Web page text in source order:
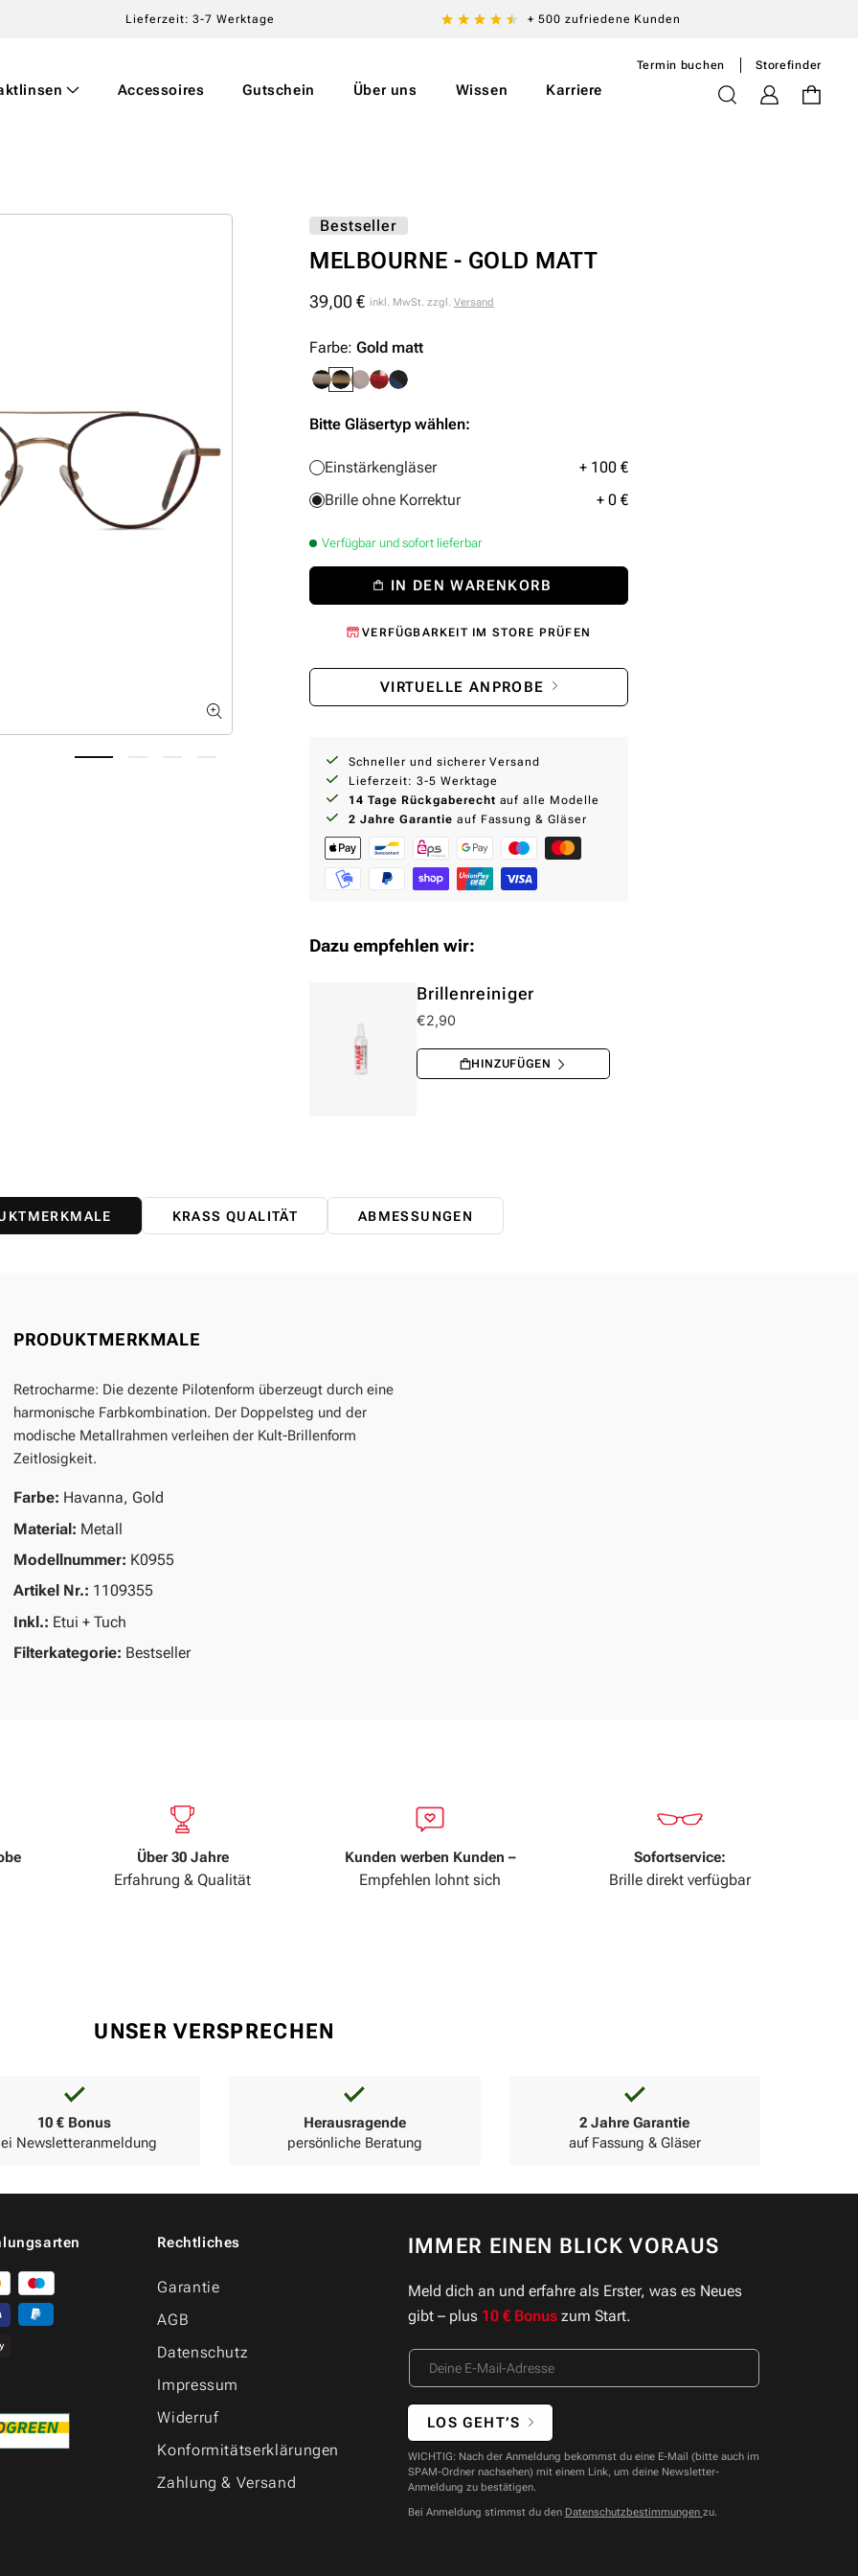
Lieferzeit: 3-7 Werktage + 500 zufriedene Kunden
Termin buchen Storefinder
Accessoires Gutschein Über uns Wissen Karriere EinloggenWarenkorb
Bestseller
MELBOURNE - GOLD MATT
Normaler
39,00 € inkl. MwSt. zzgl. Versand
Farbe:Gold matt
Bitte Gläsertyp wählen:
Einstärkengläser
+ 100 €
Brille ohne Korrektur
+ 0 €
Verfügbar und sofort lieferbar
IN DEN WARENKORB
VERFÜGBARKEIT IM STORE PRÜFEN
VIRTUELLE ANPROBE
Schneller und sicherer Versand
Lieferzeit: 3-5 Werktage
14 Tage Rückgaberecht auf alle Modelle
2 Jahre Garantie auf Fassung & Gläser
Dazu empfehlen wir:
Brillenreiniger
€2,90
KRASS QUALITÄT ABMESSUNGEN
PRODUKTMERKMALE
Retrocharme: Die dezente Pilotenform überzeugt durch eine
harmonische Farbkombination. Der Doppelsteg und der
modische Metallrahmen verleihen der Kult-Brillenform
Zeitlosigkeit.
Farbe: Havanna, Gold
Material: Metall
Modellnummer: K0955
Artikel Nr.: 1109355
Inkl.: Etui + Tuch
Filterkategorie: Bestseller
Über 30 Jahre
Erfahrung & Qualität
Kunden werben Kunden –
Empfehlen lohnt sich
Sofortservice:
Brille direkt verfügbar
UNSER VERSPRECHEN
10 € Bonus
Newsletteranmeldung
Herausragende
persönliche Beratung
2 Jahre Garantie
auf Fassung & Gläser
Rechtliches
Garantie
AGB
Datenschutz
Impressum
Widerruf
Konformitätserklärungen
Zahlung & Versand
IMMER EINEN BLICK VORAUS
Meld dich an und erfahre als Erster, was es Neues
gibt – plus 10 € Bonus zum Start.
LOS GEHT’S
WICHTIG: Nach der Anmeldung bekommst du eine E-Mail (bitte auch im
SPAM-Ordner nachsehen) mit einem Link, um deine Newsletter-
Anmeldung zu bestätigen.
Bei Anmeldung stimmst du den Datenschutzbestimmungen zu.